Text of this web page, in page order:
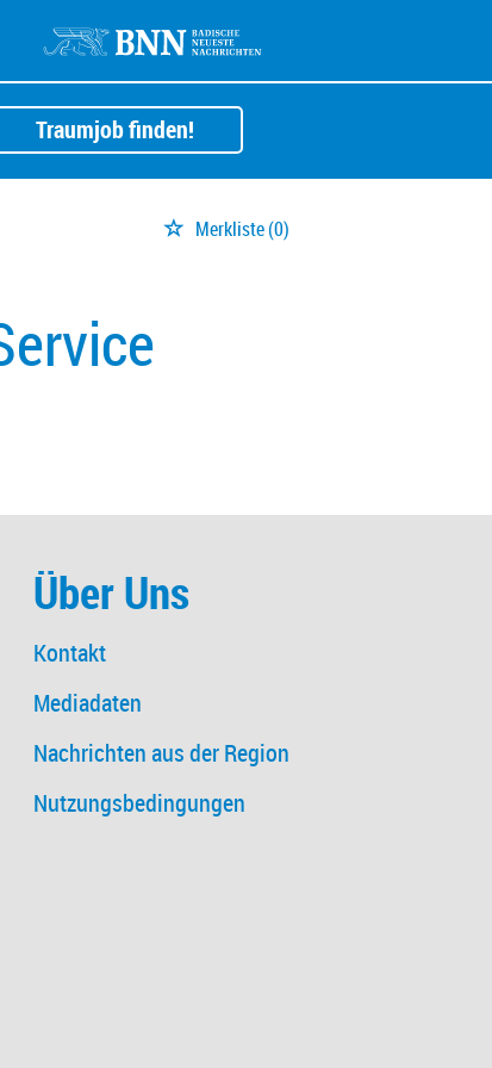
Traumjob finden!
Merkliste(0)
Über Uns
Kontakt
Mediadaten
Nachrichten aus der Region
Nutzungsbedingungen